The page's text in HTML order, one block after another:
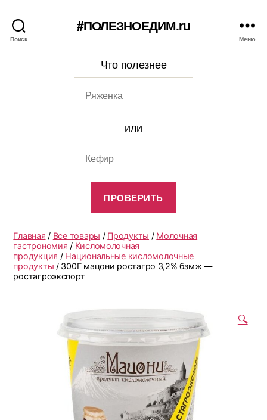
Поиск
#ПОЛЕЗНОЕДИМ.ru
Меню
Что полезнее
или
Главная / Все товары / Продукты / Молочная
гастрономия / Кисломолочная
продукция / Национальные кисломолочные
продукты / 300Г мацони ростагро 3,2% бзмж —
ростагроэкспорт
🔍